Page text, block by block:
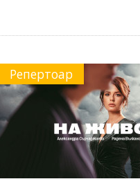
Репертоар